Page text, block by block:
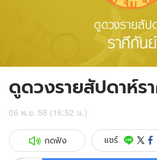
ดูดวงรายสัปดาห์ร
06 พ.ย. 58 (16:52 น.)
กดฟัง แชร์